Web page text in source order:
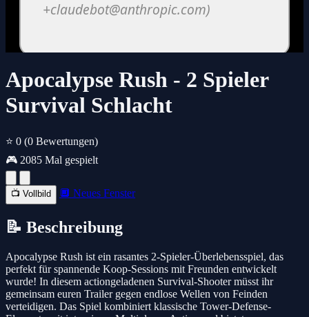
Apocalypse Rush - 2 Spieler
Survival Schlacht
⭐ 0 (0 Bewertungen)
🎮 2085 Mal gespielt
📺 Vollbild 🔲 Neues Fenster
📝 Beschreibung
Apocalypse Rush ist ein rasantes 2-Spieler-Überlebensspiel, das
perfekt für spannende Koop-Sessions mit Freunden entwickelt
wurde! In diesem actiongeladenen Survival-Shooter müsst ihr
gemeinsam euren Trailer gegen endlose Wellen von Feinden
verteidigen. Das Spiel kombiniert klassische Tower-Defense-